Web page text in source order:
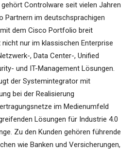
Controlware seit vielen Jahren
Partnern im deutschsprachigen
dem Cisco Portfolio breit
nur im klassischen Enterprise
, Data Center-, Unified
und IT-Management Lösungen.
der Systemintegrator mit
bei der Realisierung
im Medienumfeld
Lösungen für Industrie 4.0
Zu den Kunden gehören führende
wie Banken und Versicherungen,